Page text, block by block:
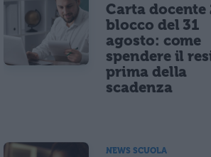
Carta docente
blocco del 31
agosto: come
spendere il
prima della
scadenza
NEWS SCUOLA